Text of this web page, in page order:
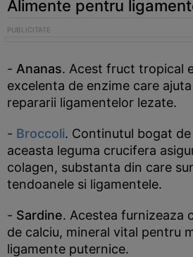
Alimente pentru
- Ananas. Acest fruct tropical
excelenta de enzime care
repararii ligamentelor lezate.
- Broccoli. Continutul bogat
aceasta leguma crucifera
colagen, substanta din care
tendoanele si ligamentele.
- Sardine. Acestea furnizeaza
de calciu, mineral vital pentru
ligamente puternice.